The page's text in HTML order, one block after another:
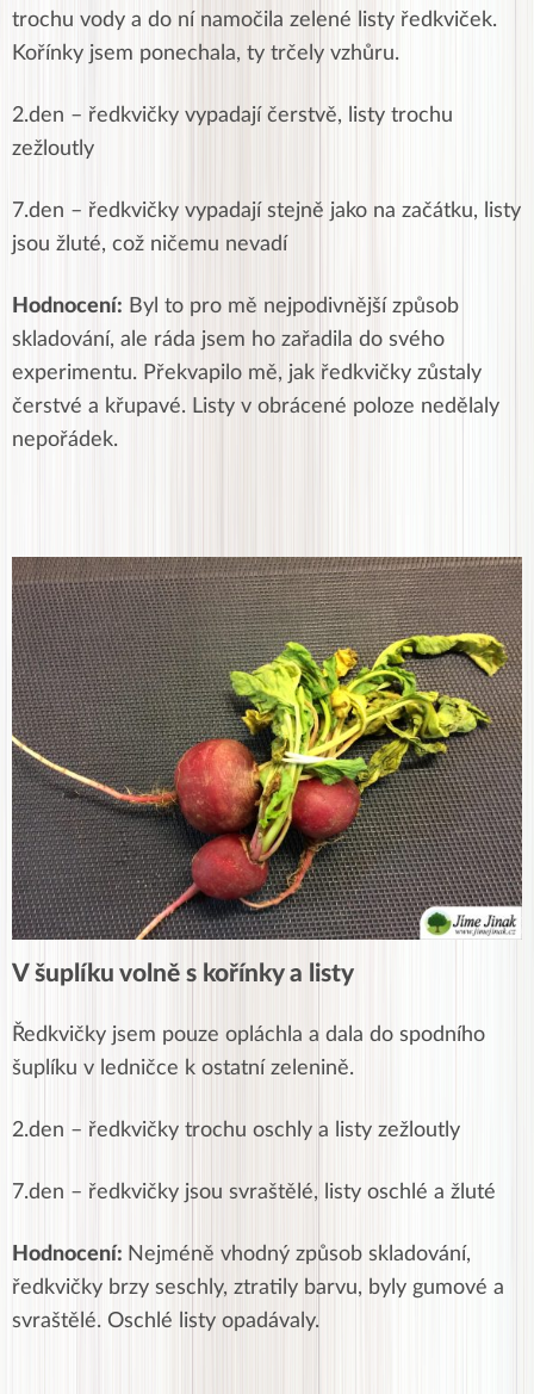
trochu vody a do ní namočila zelené listy ředkviček.
Kořínky jsem ponechala, ty trčely vzhůru.
2.den – ředkvičky vypadají čerstvě, listy trochu
zežloutly
7.den – ředkvičky vypadají stejně jako na začátku, listy
jsou žluté, což ničemu nevadí
Hodnocení: Byl to pro mě nejpodivnější způsob
skladování, ale ráda jsem ho zařadila do svého
experimentu. Překvapilo mě, jak ředkvičky zůstaly
čerstvé a křupavé. Listy v obrácené poloze nedělaly
nepořádek.
V šuplíku volně s kořínky a listy
Ředkvičky jsem pouze opláchla a dala do spodního
šuplíku v ledničce k ostatní zelenině.
2.den – ředkvičky trochu oschly a listy zežloutly
7.den – ředkvičky jsou svraštělé, listy oschlé a žluté
Hodnocení: Nejméně vhodný způsob skladování,
ředkvičky brzy seschly, ztratily barvu, byly gumové a
svraštělé. Oschlé listy opadávaly.